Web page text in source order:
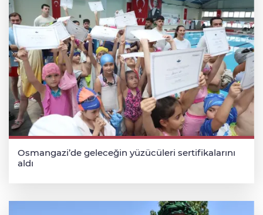
Osmangazi’de geleceğin yüzücüleri sertifikalarını
aldı